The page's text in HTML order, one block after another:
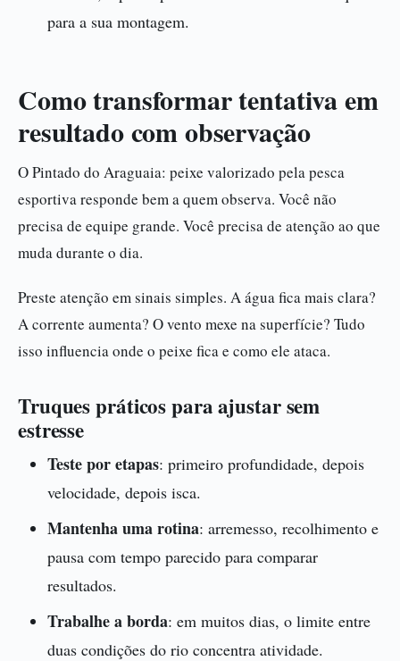
para a sua montagem.
Como transformar tentativa em
resultado com observação
O Pintado do Araguaia: peixe valorizado pela pesca
esportiva responde bem a quem observa. Você não
precisa de equipe grande. Você precisa de atenção ao que
muda durante o dia.
Preste atenção em sinais simples. A água fica mais clara?
A corrente aumenta? O vento mexe na superfície? Tudo
isso influencia onde o peixe fica e como ele ataca.
Truques práticos para ajustar sem
estresse
Teste por etapas: primeiro profundidade, depois
velocidade, depois isca.
Mantenha uma rotina: arremesso, recolhimento e
pausa com tempo parecido para comparar
resultados.
Trabalhe a borda: em muitos dias, o limite entre
duas condições do rio concentra atividade.